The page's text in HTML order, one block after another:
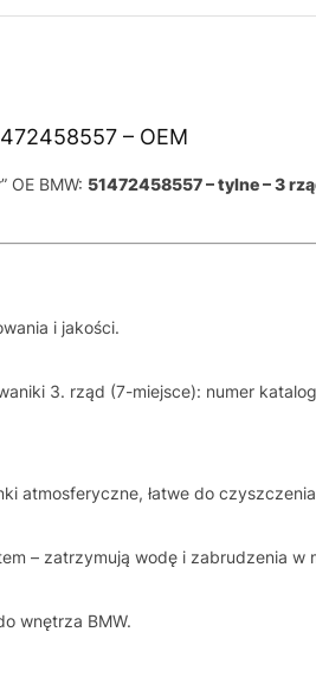
– OEM
OE BMW: 51472458557 – tylne – 3
i jakości.
3. rząd (7-miejsce): numer
atmosferyczne, łatwe do
– zatrzymują wodę i zabrudzenia w
wnętrza BMW.